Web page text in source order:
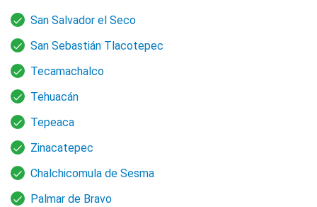
San Salvador el Seco
San Sebastián Tlacotepec
Tecamachalco
Tehuacán
Tepeaca
Zinacatepec
Chalchicomula de Sesma
Palmar de Bravo